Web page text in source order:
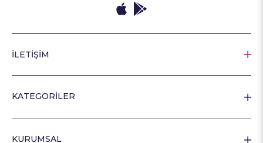
İLETİŞİM
KATEGORİLER
KURUMSAL